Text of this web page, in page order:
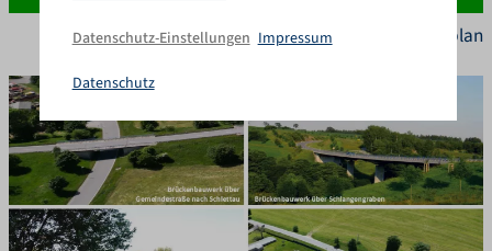
Übersichtslageplan
Datenschutz-Einstellungen Impressum
Datenschutz